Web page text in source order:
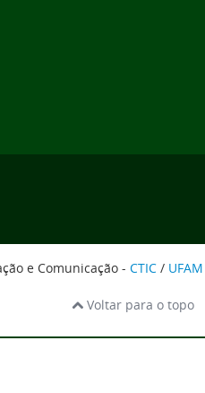
e Comunicação - CTIC / UFAM
Voltar para o topo